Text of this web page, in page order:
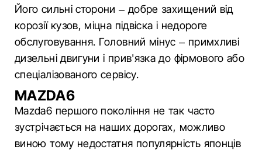
Його сильні сторони – добре захищений від
корозії кузов, міцна підвіска і недороге
обслуговування. Головний мінус – примхливі
дизельні двигуни і прив'язка до фірмового або
спеціалізованого сервісу.
MAZDA6
Mazda6 першого покоління не так часто
зустрічається на наших дорогах, можливо
виною тому недостатня популярність японців